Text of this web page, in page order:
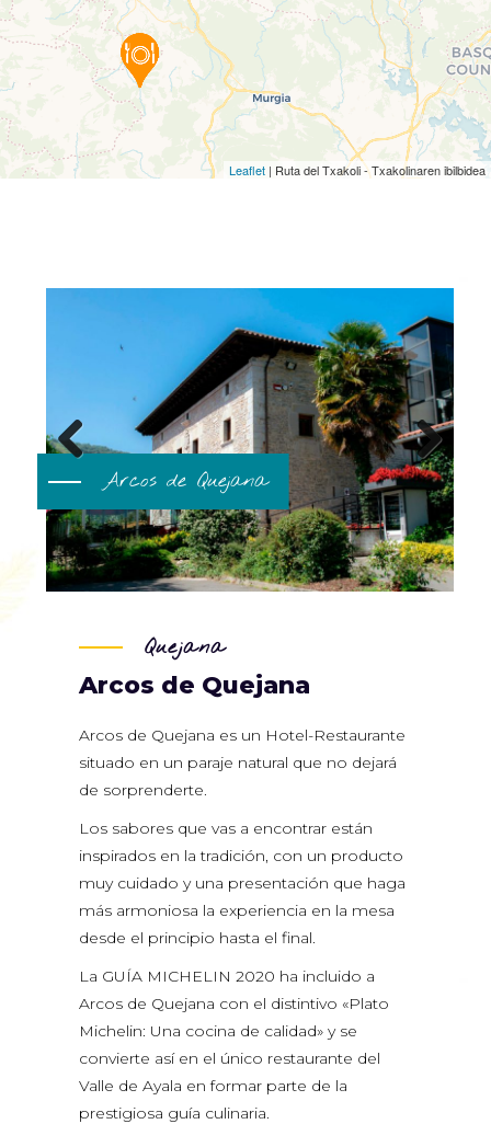
Leaflet | Ruta del Txakoli - Txakolinaren ibilbidea
Quejana
Arcos de Quejana
Arcos de Quejana es un Hotel-Restaurante
situado en un paraje natural que no dejará
de sorprenderte.
Los sabores que vas a encontrar están
inspirados en la tradición, con un producto
muy cuidado y una presentación que haga
más armoniosa la experiencia en la mesa
desde el principio hasta el final.
La GUÍA MICHELIN 2020 ha incluido a
Arcos de Quejana con el distintivo «Plato
Michelin: Una cocina de calidad» y se
convierte así en el único restaurante del
Valle de Ayala en formar parte de la
prestigiosa guía culinaria.
Arcos de Quejana
Previous Next